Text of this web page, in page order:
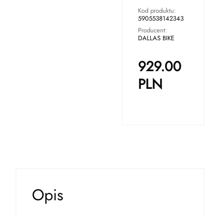
Kod produktu:
5905538142343
Producent:
DALLAS BIKE
929.00
PLN
Opis